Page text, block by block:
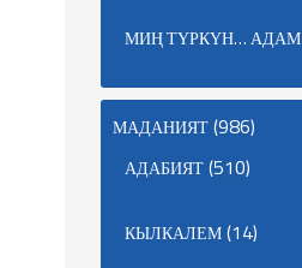
МИҢ ТҮРКҮН… АДАМ
МАДАНИЯТ(986)
АДАБИЯТ(510)
КЫЛКАЛЕМ(14)